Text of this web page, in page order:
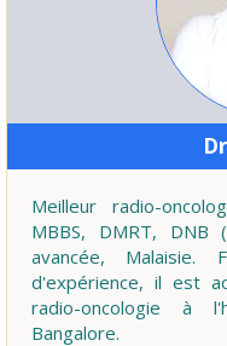
Meilleur radio-
MBBS, DMRT, DNB
avancée, Malaisie.
d'expérience, il est
radio-oncologie à
Bangalore.